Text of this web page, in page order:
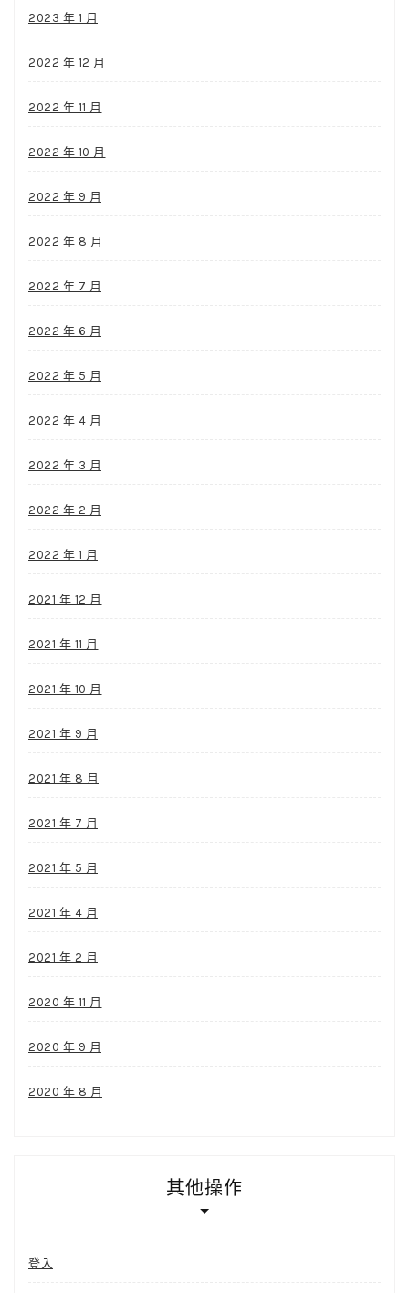
2023 年 1 月
2022 年 12 月
2022 年 11 月
2022 年 10 月
2022 年 9 月
2022 年 8 月
2022 年 7 月
2022 年 6 月
2022 年 5 月
2022 年 4 月
2022 年 3 月
2022 年 2 月
2022 年 1 月
2021 年 12 月
2021 年 11 月
2021 年 10 月
2021 年 9 月
2021 年 8 月
2021 年 7 月
2021 年 5 月
2021 年 4 月
2021 年 2 月
2020 年 11 月
2020 年 9 月
2020 年 8 月
其他操作
登入